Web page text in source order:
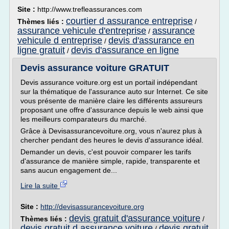
Site : http://www.trefleassurances.com
Thèmes liés : courtier d assurance entreprise /
assurance vehicule d'entreprise / assurance
vehicule d entreprise / devis d'assurance en
ligne gratuit / devis d'assurance en ligne
Devis assurance voiture GRATUIT
Devis assurance voiture.org est un portail indépendant
sur la thématique de l'assurance auto sur Internet. Ce site
vous présente de manière claire les différents assureurs
proposant une offre d'assurance depuis le web ainsi que
les meilleurs comparateurs du marché.
Grâce à Devisassurancevoiture.org, vous n'aurez plus à
chercher pendant des heures le devis d'assurance idéal.
Demander un devis, c'est pouvoir comparer les tarifs
d'assurance de manière simple, rapide, transparente et
sans aucun engagement de...
Lire la suite
Site : http://devisassurancevoiture.org
Thèmes liés : devis gratuit d'assurance voiture /